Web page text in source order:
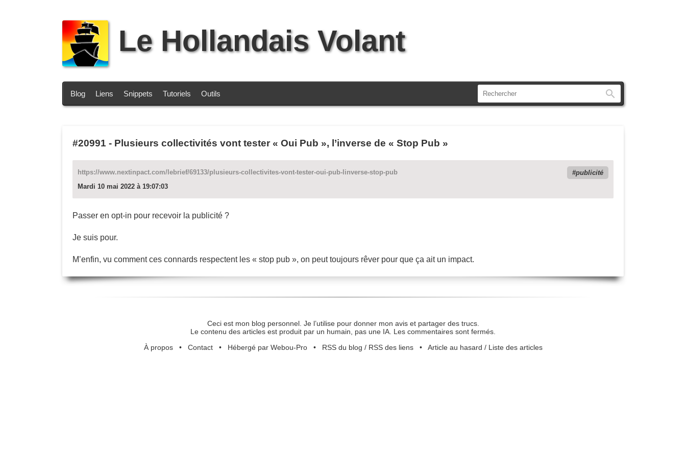
Le Hollandais Volant
Blog Liens Snippets Tutoriels Outils
#20991 - Plusieurs collectivités vont tester « Oui Pub », l’inverse de « Stop Pub »
https://www.nextinpact.com/lebrief/69133/plusieurs-collectivites-vont-tester-oui-pub-linverse-stop-pub
publicité
Mardi 10 mai 2022 à 19:07:03
Passer en opt-in pour recevoir la publicité ?
Je suis pour.
M’enfin, vu comment ces connards respectent les « stop pub », on peut toujours rêver pour que ça ait un impact.
Ceci est mon blog personnel. Je l’utilise pour donner mon avis et partager des trucs.
Le contenu des articles est produit par un humain, pas une IA. Les commentaires sont fermés.
À propos• Contact• Hébergé par Webou-Pro• RSS du blog / RSS des liens• Article au hasard / Liste des articles